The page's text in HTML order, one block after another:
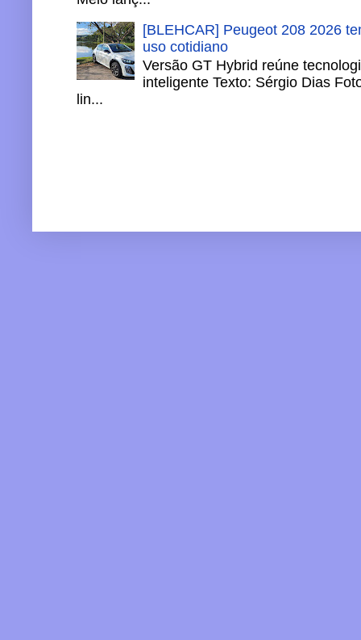
[BLEHCAR] Peugeot 208 2026
uso cotidiano
Versão GT Hybrid reúne
inteligente Texto: Sérgio Dias
lin...